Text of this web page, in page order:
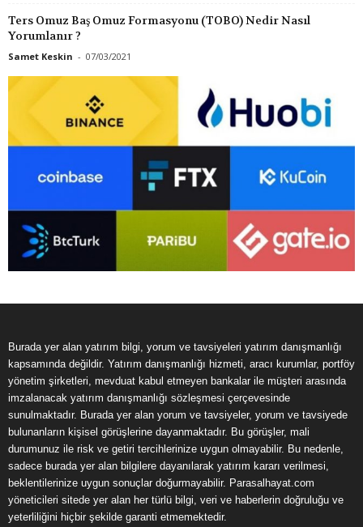
Ters Omuz Baş Omuz Formasyonu (TOBO) Nedir Nasıl
Yorumlanır ?
Samet Keskin - 07/03/2021
Burada yer alan yatırım bilgi, yorum ve tavsiyeleri yatırım danışmanlığı
kapsamında değildir. Yatırım danışmanlığı hizmeti, aracı kurumlar, portföy
yönetim şirketleri, mevduat kabul etmeyen bankalar ile müşteri arasında
imzalanacak yatırım danışmanlığı sözleşmesi çerçevesinde
sunulmaktadır. Burada yer alan yorum ve tavsiyeler, yorum ve tavsiyede
bulunanların kişisel görüşlerine dayanmaktadır. Bu görüşler, mali
durumunuz ile risk ve getiri tercihlerinize uygun olmayabilir. Bu nedenle,
sadece burada yer alan bilgilere dayanılarak yatırım kararı verilmesi,
beklentilerinize uygun sonuçlar doğurmayabilir. Parasalhayat.com
yöneticileri sitede yer alan her türlü bilgi, veri ve haberlerin doğruluğu ve
yeterliliğini hiçbir şekilde garanti etmemektedir.